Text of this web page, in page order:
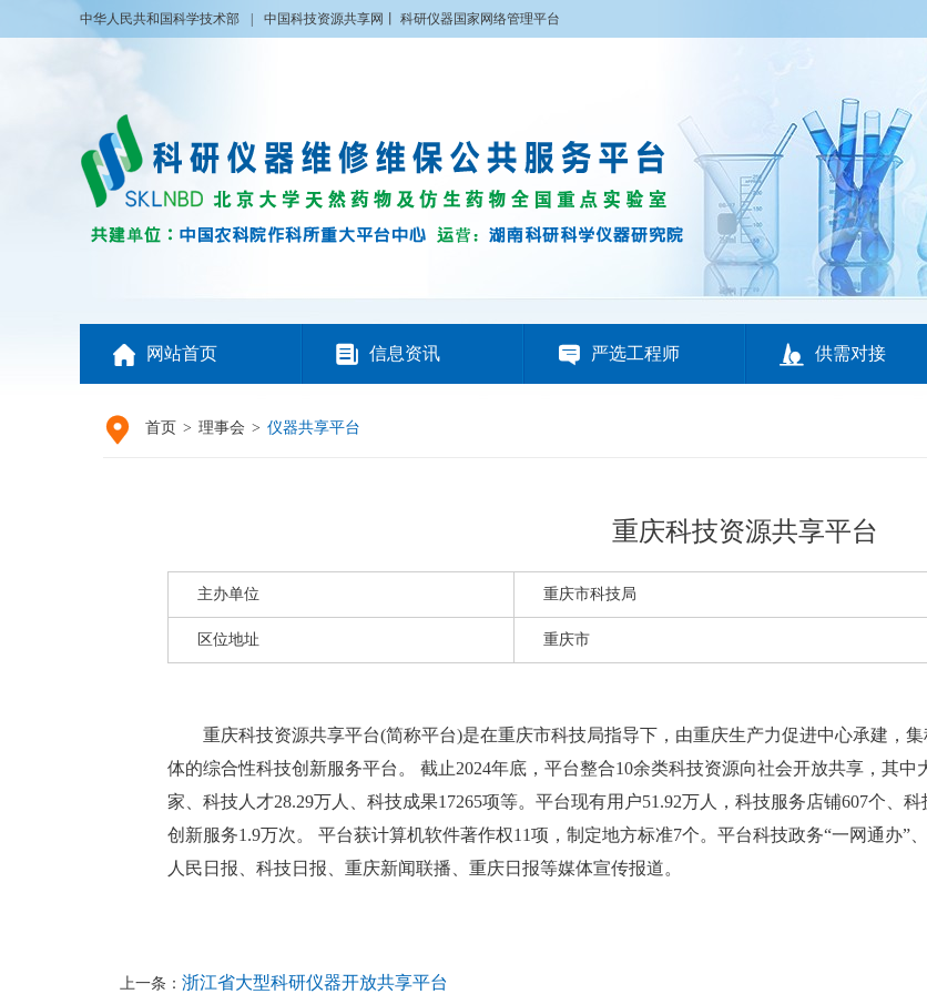
中华人民共和国科学技术部 中国科技资源共享网 科研仪器国家网络管理平台
 网站首页  信息资讯  严选工程师  供需对接
 首页 > 理事会 > 仪器共享平台
重庆科技资源共享平台
主办单位 重庆市科技局
区位地址 重庆市
重庆科技资源共享平台(简称平台)是在重庆市科技局指导下，由重庆生产力促进中心承建，集
体的综合性科技创新服务平台。 截止2024年底，平台整合10余类科技资源向社会开放共享，其中
家、科技人才28.29万人、科技成果17265项等。平台现有用户51.92万人，科技服务店铺607个、
创新服务1.9万次。 平台获计算机软件著作权11项，制定地方标准7个。平台科技政务“一网通办”
人民日报、科技日报、重庆新闻联播、重庆日报等媒体宣传报道。
上一条： 浙江省大型科研仪器开放共享平台